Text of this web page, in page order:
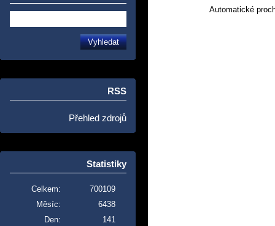
Automatické
RSS
Přehled zdrojů
Statistiky
Celkem:
700109
Měsíc:
6438
Den:
141